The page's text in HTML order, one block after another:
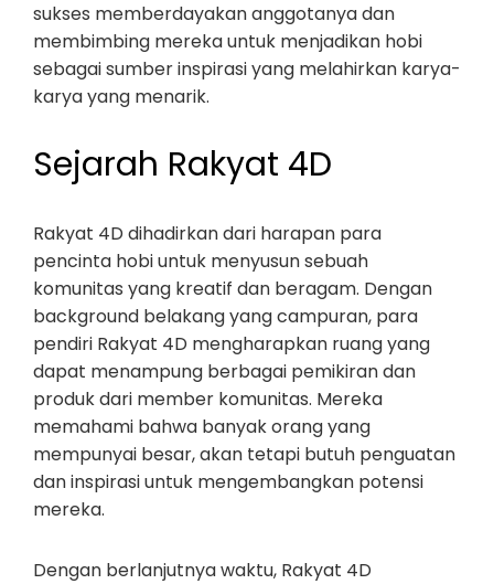
sukses memberdayakan anggotanya dan
membimbing mereka untuk menjadikan hobi
sebagai sumber inspirasi yang melahirkan karya-
karya yang menarik.
Sejarah Rakyat 4D
Rakyat 4D dihadirkan dari harapan para
pencinta hobi untuk menyusun sebuah
komunitas yang kreatif dan beragam. Dengan
background belakang yang campuran, para
pendiri Rakyat 4D mengharapkan ruang yang
dapat menampung berbagai pemikiran dan
produk dari member komunitas. Mereka
memahami bahwa banyak orang yang
mempunyai besar, akan tetapi butuh penguatan
dan inspirasi untuk mengembangkan potensi
mereka.
Dengan berlanjutnya waktu, Rakyat 4D